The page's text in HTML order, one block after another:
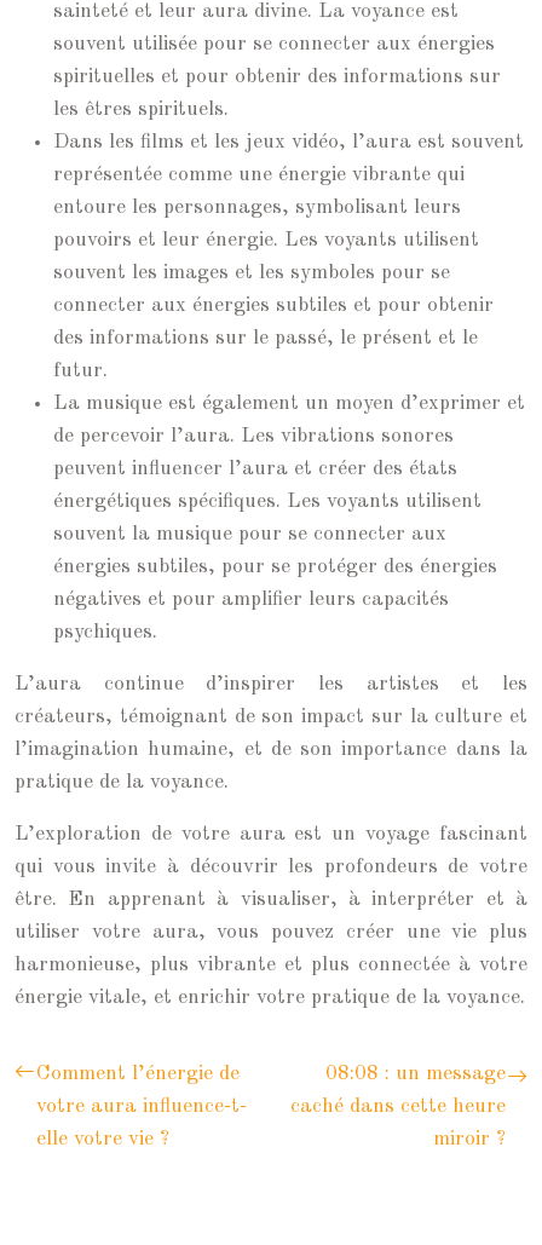
sainteté et leur aura divine. La voyance est
souvent utilisée pour se connecter aux énergies
spirituelles et pour obtenir des informations sur
les êtres spirituels.
Dans les films et les jeux vidéo, l’aura est souvent
représentée comme une énergie vibrante qui
entoure les personnages, symbolisant leurs
pouvoirs et leur énergie. Les voyants utilisent
souvent les images et les symboles pour se
connecter aux énergies subtiles et pour obtenir
des informations sur le passé, le présent et le
futur.
La musique est également un moyen d’exprimer et
de percevoir l’aura. Les vibrations sonores
peuvent influencer l’aura et créer des états
énergétiques spécifiques. Les voyants utilisent
souvent la musique pour se connecter aux
énergies subtiles, pour se protéger des énergies
négatives et pour amplifier leurs capacités
psychiques.
L’aura continue d’inspirer les artistes et les
créateurs, témoignant de son impact sur la culture et
l’imagination humaine, et de son importance dans la
pratique de la voyance.
L’exploration de votre aura est un voyage fascinant
qui vous invite à découvrir les profondeurs de votre
être. En apprenant à visualiser, à interpréter et à
utiliser votre aura, vous pouvez créer une vie plus
harmonieuse, plus vibrante et plus connectée à votre
énergie vitale, et enrichir votre pratique de la voyance.
Comment l’énergie de
votre aura influence-t-
elle votre vie ?
08:08 : un message
caché dans cette heure
miroir ?